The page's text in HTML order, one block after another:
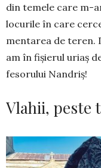
din temele care m-
locu­rile în care
men­tarea de teren.
am în fișierul uriaș
fesorului Nandriș!
Vlahii, peste